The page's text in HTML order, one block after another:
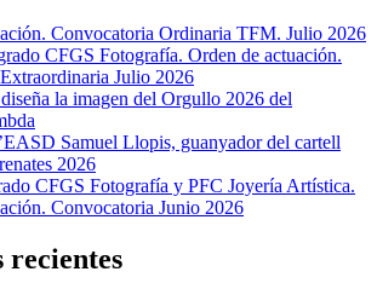
Convocatoria Ordinaria TFM. Julio 2026
CFGS Fotografía. Orden de actuación.
Julio 2026
la imagen del Orgullo 2026 del
Samuel Llopis, guanyador del cartell
2026
CFGS Fotografía y PFC Joyería Artística.
Convocatoria Junio 2026
recientes